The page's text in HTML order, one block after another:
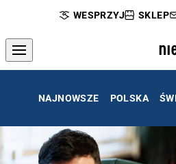
WESPRZYJ SKLEP
NAJNOWSZE POLSKA